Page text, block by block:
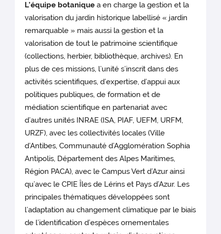
L’équipe botanique a en charge la gestion et la
valorisation du jardin historique labellisé « jardin
remarquable » mais aussi la gestion et la
valorisation de tout le patrimoine scientifique
(collections, herbier, bibliothèque, archives). En
plus de ces missions, l’unité s’inscrit dans des
activités scientifiques, d’expertise, d’appui aux
politiques publiques, de formation et de
médiation scientifique en partenariat avec
d’autres unités INRAE (ISA, PIAF, UEFM, URFM,
URZF), avec les collectivités locales (Ville
d’Antibes, Communauté d’Agglomération Sophia
Antipolis, Département des Alpes Maritimes,
Région PACA), avec le Campus Vert d’Azur ainsi
qu’avec le CPIE Îles de Lérins et Pays d’Azur. Les
principales thématiques développées sont
l’adaptation au changement climatique par le biais
de l’identification d’espèces ornementales